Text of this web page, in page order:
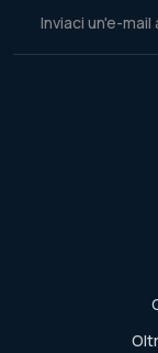
Inviaci un'e-